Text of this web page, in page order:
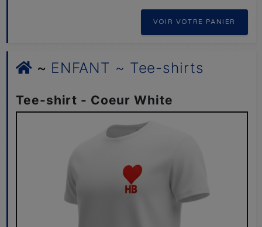
VOIR VOTRE PANIER
~ ENFANT ~ Tee-shirts
Tee-shirt - Coeur White